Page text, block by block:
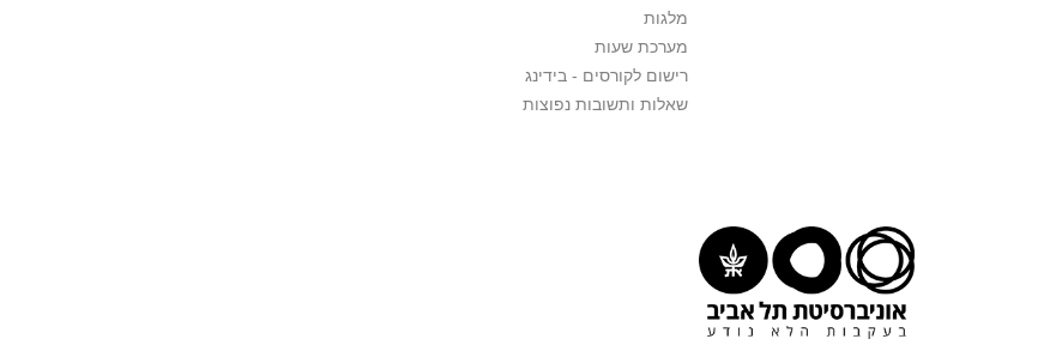
מלגות
מערכת שעות
רישום לקורסים - בידינג
שאלות ותשובות נפוצות